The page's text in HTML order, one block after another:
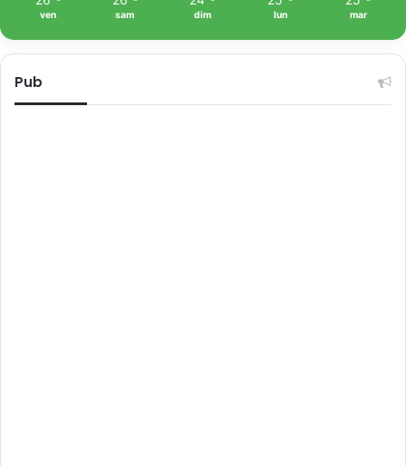
ven sam dim lun mar
Pub